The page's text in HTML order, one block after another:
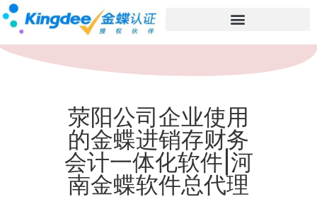
荥阳公司企业使用
的金蝶进销存财务
会计一体化软件|河
南金蝶软件总代理